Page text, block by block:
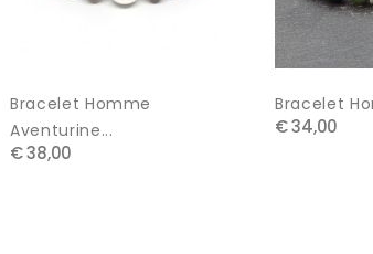
Bracelet Homme
Aventurine...
€ 38,00
Bracelet
€ 34,00